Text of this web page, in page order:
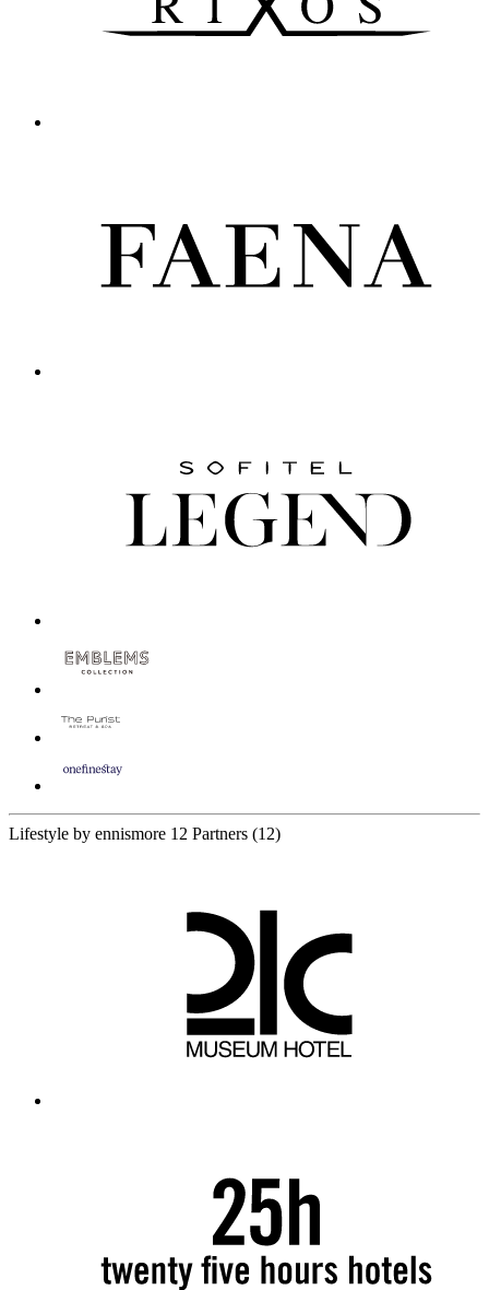
Lifestyle by ennismore 12 Partners (12)